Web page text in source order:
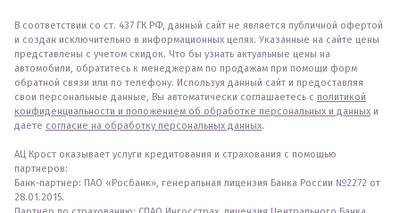
В соответствии со ст. 437 ГК РФ, данный сайт не является публичной офертой
и создан исключительно в информационных целях. Указанные на сайте цены
представлены с учетом скидок. Что бы узнать актуальные цены на
автомобили, обратитесь к менеджерам по продажам при помощи форм
обратной связи или по телефону. Используя данный сайт и предоставляя
свои персональные данные, Вы автоматически соглашаетесь с политикой
конфиденциальности и положением об обработке персональных и данных и
даете согласие на обработку персональных данных.
АЦ Крост оказывает услуги кредитования и страхования с помощью
партнеров:
Банк-партнер: ПАО «Росбанк», генеральная лицензия Банка России №2272 от
28.01.2015.